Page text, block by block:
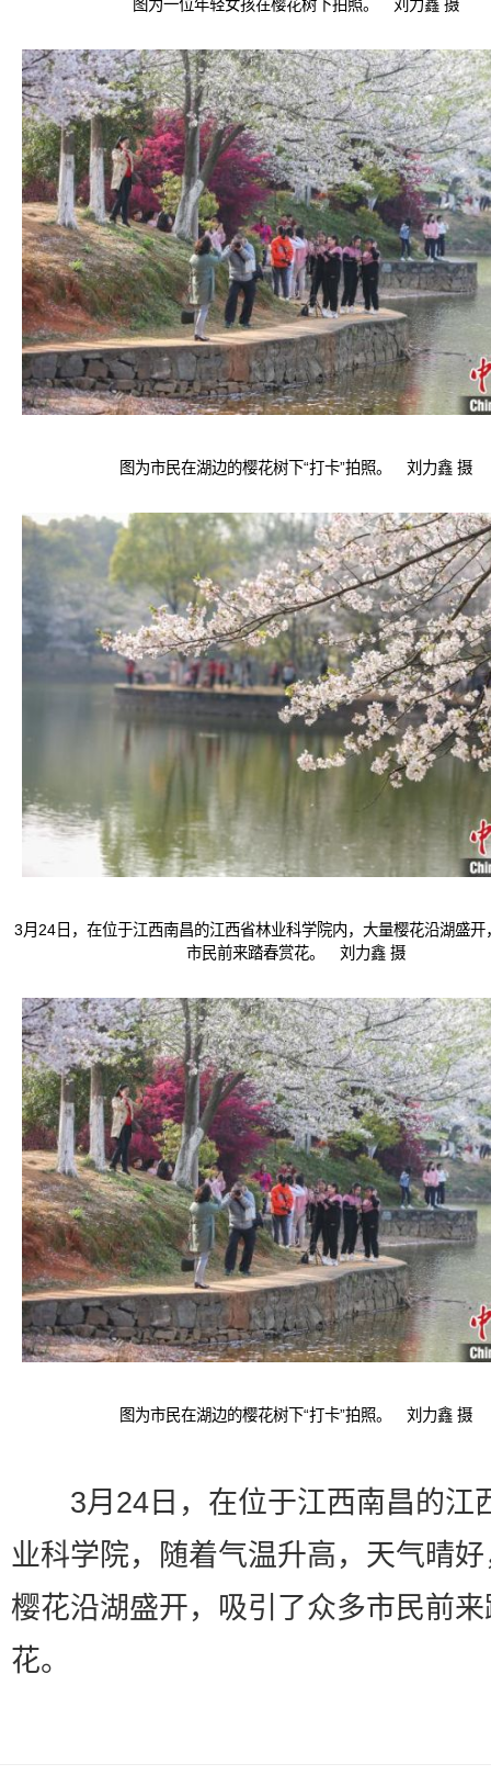
图为一位年轻女孩在樱花树下拍照。 刘力鑫 摄
图为市民在湖边的樱花树下“打卡”拍照。 刘力鑫 摄
3月24日，在位于江西南昌的江西省林业科学院内，大量樱花沿湖盛开
市民前来踏春赏花。 刘力鑫 摄
图为市民在湖边的樱花树下“打卡”拍照。 刘力鑫 摄
3月24日，在位于江西南昌的江
业科学院，随着气温升高，天气晴
樱花沿湖盛开，吸引了众多市民前
花。